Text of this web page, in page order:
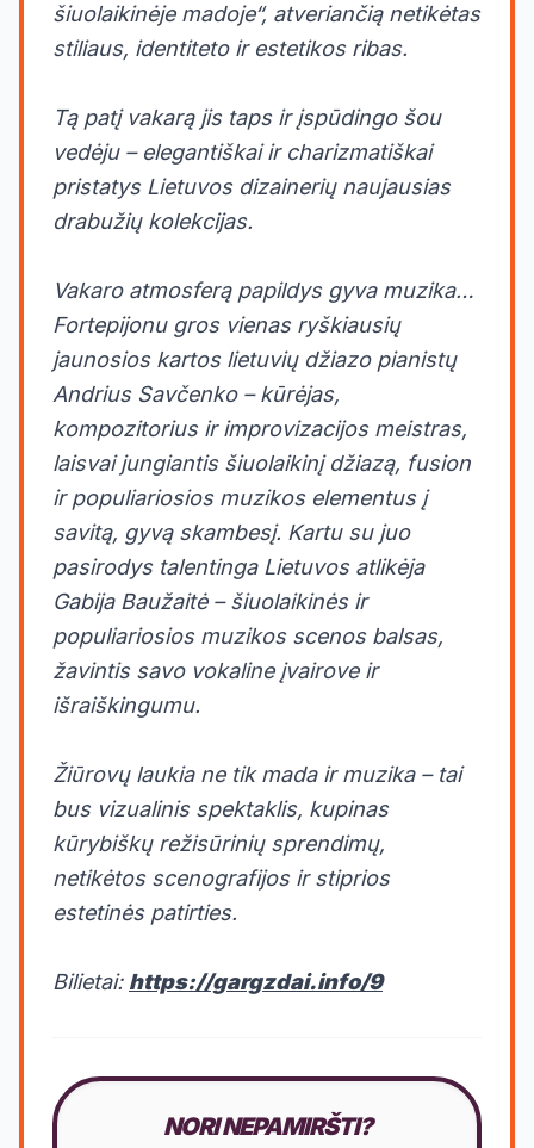
šiuolaikinėje madoje“, atveriančią netikėtas
stiliaus, identiteto ir estetikos ribas.
Tą patį vakarą jis taps ir įspūdingo šou
vedėju – elegantiškai ir charizmatiškai
pristatys Lietuvos dizainerių naujausias
drabužių kolekcijas.
Vakaro atmosferą papildys gyva muzika…
Fortepijonu gros vienas ryškiausių
jaunosios kartos lietuvių džiazo pianistų
Andrius Savčenko – kūrėjas,
kompozitorius ir improvizacijos meistras,
laisvai jungiantis šiuolaikinį džiazą, fusion
ir populiariosios muzikos elementus į
savitą, gyvą skambesį. Kartu su juo
pasirodys talentinga Lietuvos atlikėja
Gabija Baužaitė – šiuolaikinės ir
populiariosios muzikos scenos balsas,
žavintis savo vokaline įvairove ir
išraiškingumu.
Žiūrovų laukia ne tik mada ir muzika – tai
bus vizualinis spektaklis, kupinas
kūrybiškų režisūrinių sprendimų,
netikėtos scenografijos ir stiprios
estetinės patirties.
Bilietai: https://gargzdai.info/9
NORI NEPAMIRŠTI?